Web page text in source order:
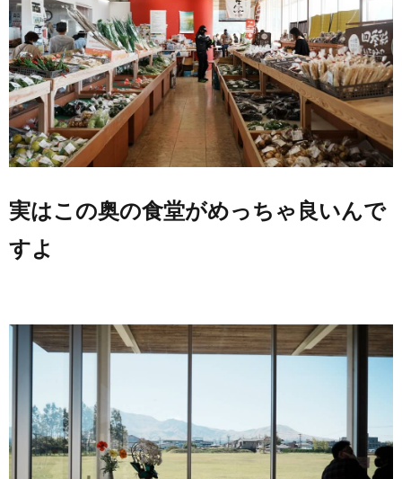
実はこの奥の食堂がめっちゃ良いんで
すよ